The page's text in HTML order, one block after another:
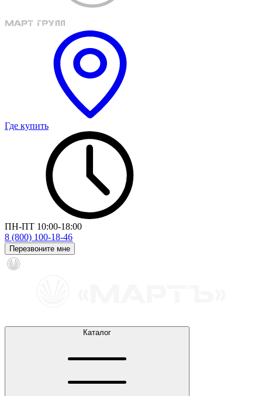
Где купить
ПН-ПТ 10:00-18:00
8 (800) 100-18-46
Перезвоните мне
Каталог